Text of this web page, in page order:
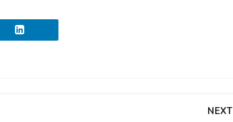
NEXT